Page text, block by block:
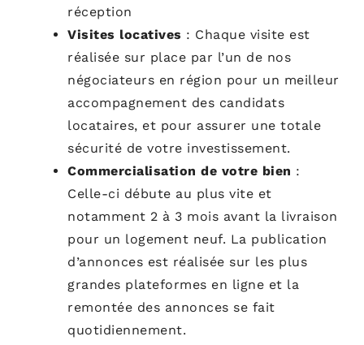
réception
Visites locatives : Chaque visite est
réalisée sur place par l’un de nos
négociateurs en région pour un meilleur
accompagnement des candidats
locataires, et pour assurer une totale
sécurité de votre investissement.
Commercialisation de votre bien :
Celle-ci débute au plus vite et
notamment 2 à 3 mois avant la livraison
pour un logement neuf. La publication
d’annonces est réalisée sur les plus
grandes plateformes en ligne et la
remontée des annonces se fait
quotidiennement.